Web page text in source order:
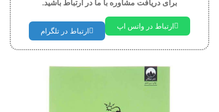
برای دریافت مشاوره با ما در ارتباط باشید.
ارتباط در واتس اپ
ارتباط در تلگرام